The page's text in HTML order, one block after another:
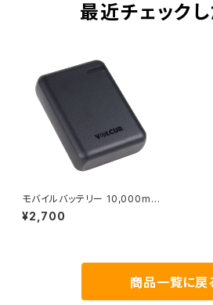
最近チェック
モバイルバッテリー 10,000mA
h PD20W対応
¥2,700
商品一覧に戻